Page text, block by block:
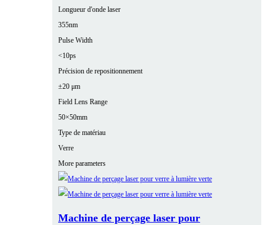
Longueur d'onde laser
355nm
Pulse Width
<10ps
Précision de repositionnement
±20 μm
Field Lens Range
50×50mm
Type de matériau
Verre
More parameters
Machine de perçage laser pour